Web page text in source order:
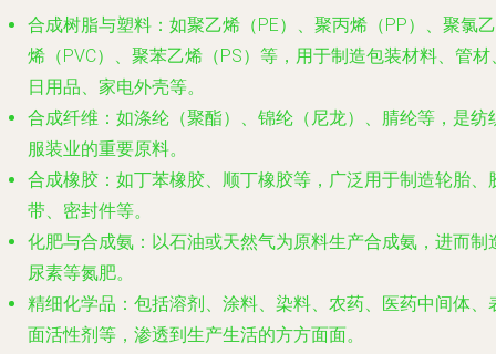
合成树脂与塑料 ：如聚乙烯（PE）、聚丙烯（PP）、聚氯乙
烯（PVC）、聚苯乙烯（PS）等，用于制造包装材料、管材
日用品、家电外壳等。
合成纤维 ：如涤纶（聚酯）、锦纶（尼龙）、腈纶等，是纺
服装业的重要原料。
合成橡胶 ：如丁苯橡胶、顺丁橡胶等，广泛用于制造轮胎、
带、密封件等。
化肥与合成氨 ：以石油或天然气为原料生产合成氨，进而制
尿素等氮肥。
精细化学品 ：包括溶剂、涂料、染料、农药、医药中间体、
面活性剂等，渗透到生产生活的方方面面。